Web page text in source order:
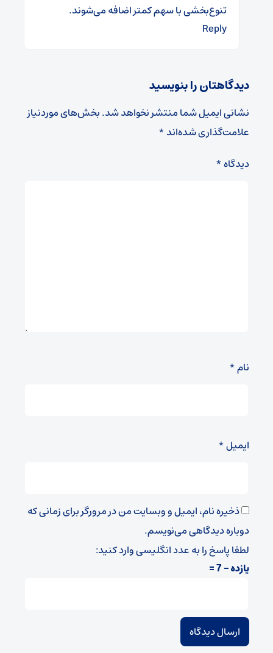
تنوع‌بخشی با سهم کمتر اضافه می‌شوند.
Reply
دیدگاهتان را بنویسید
نشانی ایمیل شما منتشر نخواهد شد.بخش‌های موردنیاز
علامت‌گذاری شده‌اند*
دیدگاه*
نام*
ایمیل*
ذخیره نام، ایمیل و وبسایت من در مرورگر برای زمانی که
دوباره دیدگاهی می‌نویسم.
لطفا پاسخ را به عدد انگلیسی وارد کنید:
یازده − 7 =